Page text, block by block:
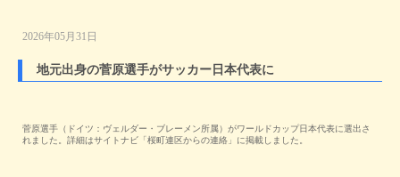
2026年05月31日
地元出身の菅原選手がサッカー日本代表に
菅原選手（ドイツ：ヴェルダー・ブレーメン所属）がワールドカップ日本代表に選出さ
れました。詳細はサイトナビ「桜町連区からの連絡」に掲載しました。